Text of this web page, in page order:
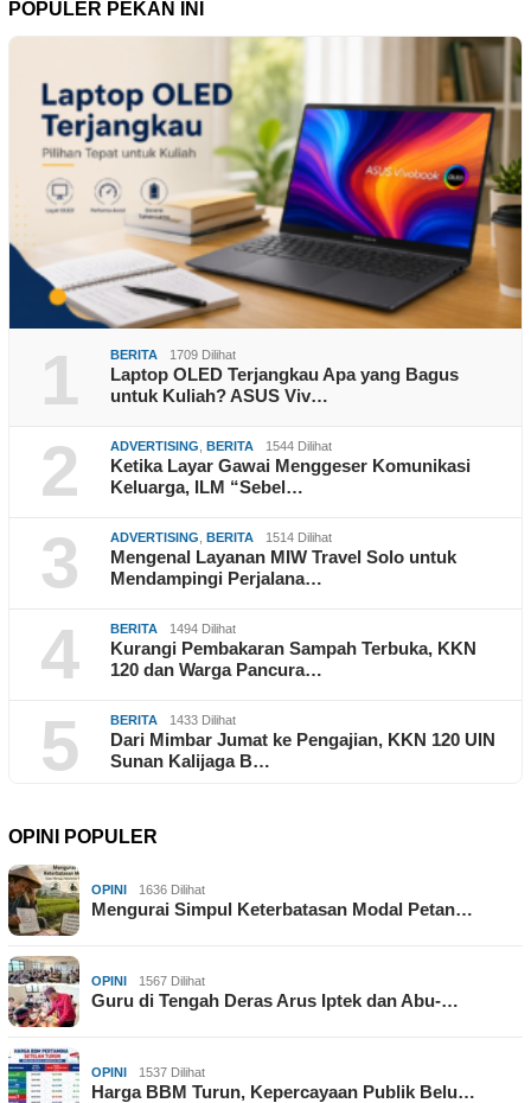
POPULER PEKAN INI
1 BERITA 1709 Dilihat
Laptop OLED Terjangkau Apa yang Bagus
untuk Kuliah? ASUS Viv…
2 ADVERTISING BERITA 1544 Dilihat
Ketika Layar Gawai Menggeser Komunikasi
Keluarga, ILM “Sebel…
3 ADVERTISING BERITA 1514 Dilihat
Mengenal Layanan MIW Travel Solo untuk
Mendampingi Perjalana…
4 BERITA 1494 Dilihat
Kurangi Pembakaran Sampah Terbuka, KKN
120 dan Warga Pancura…
5 BERITA 1433 Dilihat
Dari Mimbar Jumat ke Pengajian, KKN 120 UIN
Sunan Kalijaga B…
OPINI POPULER
OPINI 1636 Dilihat
Mengurai Simpul Keterbatasan Modal Petan…
OPINI 1567 Dilihat
Guru di Tengah Deras Arus Iptek dan Abu-…
OPINI 1537 Dilihat
Harga BBM Turun, Kepercayaan Publik Belu…